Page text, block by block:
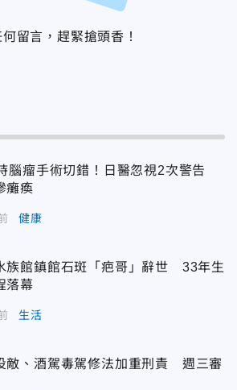
留言，趕緊搶頭香！
腦瘤手術切錯！日醫忽視2次警告
癱瘓
健康
族館鎮館石斑「疤哥」辭世 33年生
落幕
生活
敵、酒駕毒駕修法加重刑責 週三審